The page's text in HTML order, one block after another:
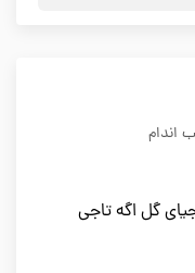
اندام
گل اگه تاجی